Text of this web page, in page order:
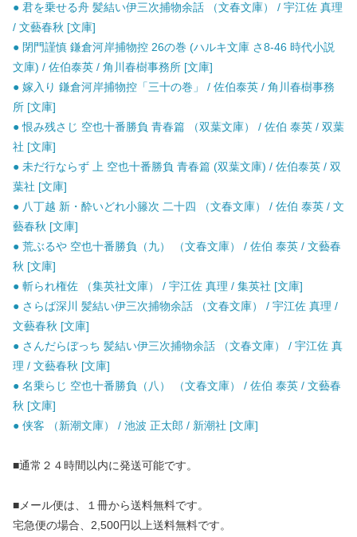
● 君を乗せる舟 髪結い伊三次捕物余話 （文春文庫） / 宇江佐 真理
/ 文藝春秋 [文庫]
● 閉門謹慎 鎌倉河岸捕物控 26の巻 (ハルキ文庫 さ8-46 時代小説
文庫) / 佐伯泰英 / 角川春樹事務所 [文庫]
● 嫁入り 鎌倉河岸捕物控「三十の巻」 / 佐伯泰英 / 角川春樹事務
所 [文庫]
● 恨み残さじ 空也十番勝負 青春篇 （双葉文庫） / 佐伯 泰英 / 双葉
社 [文庫]
● 未だ行ならず 上 空也十番勝負 青春篇 (双葉文庫) / 佐伯泰英 / 双
葉社 [文庫]
● 八丁越 新・酔いどれ小籐次 二十四 （文春文庫） / 佐伯 泰英 / 文
藝春秋 [文庫]
● 荒ぶるや 空也十番勝負（九） （文春文庫） / 佐伯 泰英 / 文藝春
秋 [文庫]
● 斬られ権佐 （集英社文庫） / 宇江佐 真理 / 集英社 [文庫]
● さらば深川 髪結い伊三次捕物余話 （文春文庫） / 宇江佐 真理 /
文藝春秋 [文庫]
● さんだらぼっち 髪結い伊三次捕物余話 （文春文庫） / 宇江佐 真
理 / 文藝春秋 [文庫]
● 名乗らじ 空也十番勝負（八） （文春文庫） / 佐伯 泰英 / 文藝春
秋 [文庫]
● 侠客 （新潮文庫） / 池波 正太郎 / 新潮社 [文庫]
■通常２４時間以内に発送可能です。
■メール便は、１冊から送料無料です。
宅急便の場合、2,500円以上送料無料です。